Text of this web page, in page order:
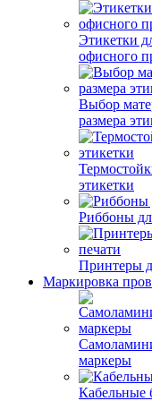
Этикетки
офисного
Выбор
размера
этикетки
Риббоны
Принтеры
Маркировка
маркеры
Кабельные